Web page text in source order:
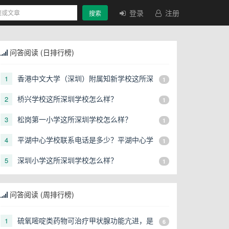
搜索 登录 注册
问答阅读 (日排行榜)
1
香港中文大学（深圳）附属知新学校这所深
1
2 桥兴学校这所深圳学校怎么样？ 1
3 松岗第一小学这所深圳学校怎么样？ 1
4
平湖中心学校联系电话是多少？平湖中心学
1
5 深圳小学这所深圳学校怎么样？ 1
问答阅读 (周排行榜)
1
硫氧嘧啶类药物可治疗甲状腺功能亢进，是
6